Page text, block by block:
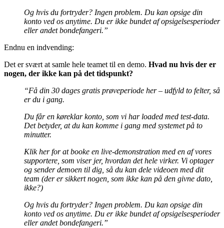
Og hvis du fortryder? Ingen problem. Du kan opsige din
konto ved os anytime. Du er ikke bundet af opsigelsesperioder
eller andet bondefangeri.”
Endnu en indvending:
Det er svært at samle hele teamet til en demo. Hvad nu hvis der er
nogen, der ikke kan på det tidspunkt?
“Få din 30 dages gratis prøveperiode her – udfyld to felter, så
er du i gang.
Du får en køreklar konto, som vi har loaded med test-data.
Det betyder, at du kan komme i gang med systemet på to
minutter.
Klik her for at booke en live-demonstration med en af vores
supportere, som viser jer, hvordan det hele virker. Vi optager
og sender demoen til dig, så du kan dele videoen med dit
team (der er sikkert nogen, som ikke kan på den givne dato,
ikke?)
Og hvis du fortryder? Ingen problem. Du kan opsige din
konto ved os anytime. Du er ikke bundet af opsigelsesperioder
eller andet bondefangeri.”